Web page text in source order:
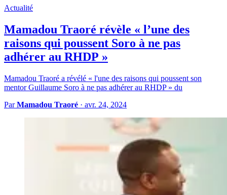
Actualité
Mamadou Traoré révèle « l’une des
raisons qui poussent Soro à ne pas
adhérer au RHDP »
Mamadou Traoré a révélé « l'une des raisons qui poussent son
mentor Guillaume Soro à ne pas adhérer au RHDP » du
ParMamadou Traoré · avr. 24, 2024